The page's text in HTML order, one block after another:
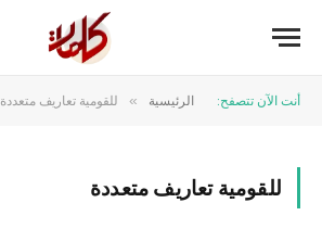
أنت الآن تتصفح: الرئيسية » للقومية تعاريف متعددة
للقومية تعاريف متعددة